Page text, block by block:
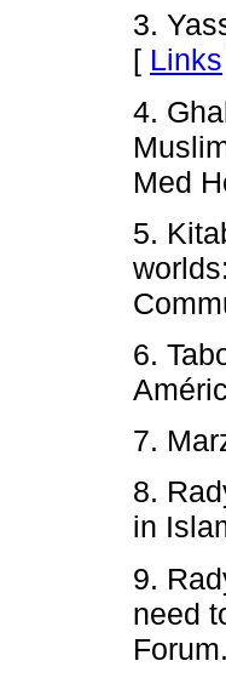
3.
[ Links
4.
Med
5.
6.
7.
8.
in
9.
need